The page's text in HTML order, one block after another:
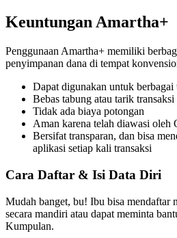
Keuntungan Amartha+
Penggunaan Amartha+ memiliki
penyimpanan dana di tempat
Dapat digunakan untuk berbagai
Bebas tabung atau tarik
Tidak ada biaya potongan
Aman karena telah diawasi oleh
Bersifat transparan, dan bisa
aplikasi setiap kali transaksi
Cara Daftar & Isi Data Diri
Mudah banget, bu! Ibu bisa mendaftar
secara mandiri atau dapat meminta
Kumpulan.